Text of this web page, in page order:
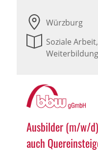
Würzburg
Soziale
Weiterbildung
Ausbilder (m/w/
auch